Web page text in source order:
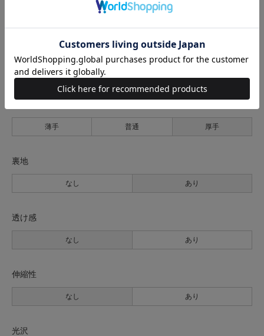
1(S位) 63cm 86cm 85cm
薄手 普通 厚手
裏地
なし あり
透け感
なし あり
伸縮性
なし あり
光沢